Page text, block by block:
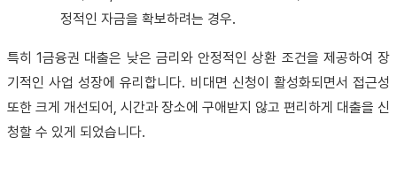
정적인 자금을 확보하려는 경우.
특히 1금융권 대출은 낮은 금리와 안정적인 상환 조건을 제공하여 장
기적인 사업 성장에 유리합니다. 비대면 신청이 활성화되면서 접근성
또한 크게 개선되어, 시간과 장소에 구애받지 않고 편리하게 대출을 신
청할 수 있게 되었습니다.